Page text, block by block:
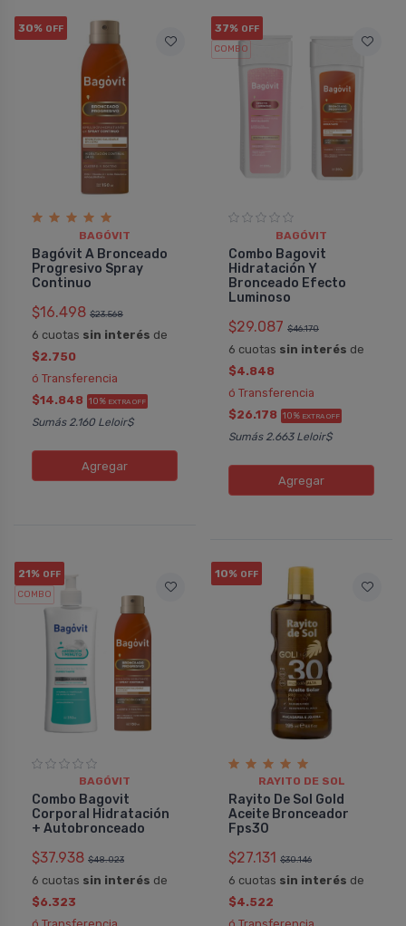
30% OFF
BAGÓVIT
Bagóvit A Bronceado
Progresivo Spray
Continuo
$16.498 $23.568
6 cuotas sin interés de
$2.750
ó Transferencia
$14.848 10% EXTRA OFF
Sumás 2.160 Leloir$
Agregar
37% OFF
COMBO
BAGÓVIT
Combo Bagovit
Hidratación Y
Bronceado Efecto
Luminoso
$29.087 $46.170
6 cuotas sin interés de
$4.848
ó Transferencia
$26.178 10% EXTRA OFF
Sumás 2.663 Leloir$
Agregar
21% OFF
COMBO
BAGÓVIT
Combo Bagovit
Corporal Hidratación
+ Autobronceado
$37.938 $48.023
6 cuotas sin interés de
$6.323
10% OFF
RAYITO DE SOL
Rayito De Sol Gold
Aceite Bronceador
Fps30
$27.131 $30.146
6 cuotas sin interés de
$4.522